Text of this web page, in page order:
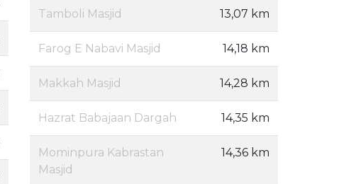
Tamboli Masjid 13,07 km
Farog E Nabavi Masjid 14,18 km
Makkah Masjid 14,28 km
Hazrat Babajaan Dargah 14,35 km
Mominpura Kabrastan
Masjid
14,36 km